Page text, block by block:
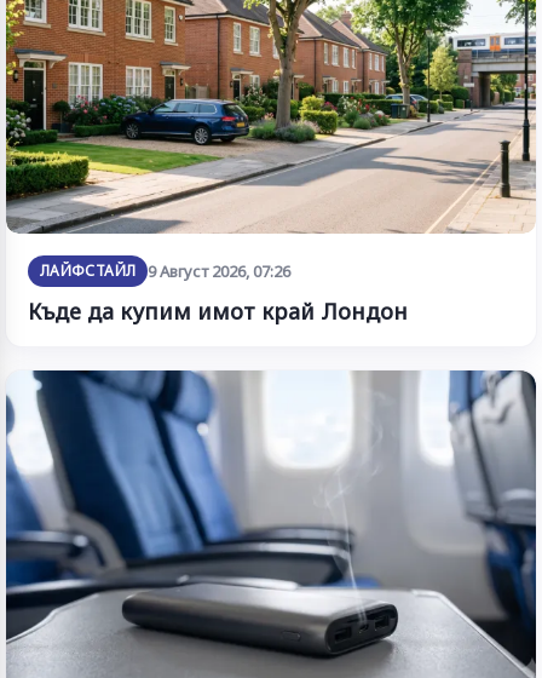
ЛАЙФСТАЙЛ 9 Август 2026, 07:26
Къде да купим имот край Лондон